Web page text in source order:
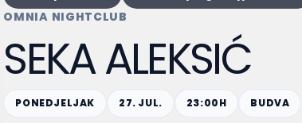
OMNIA NIGHTCLUB
SEKA ALEKSIĆ
PONEDJELJAK 27. JUL. 23:00H BUDVA